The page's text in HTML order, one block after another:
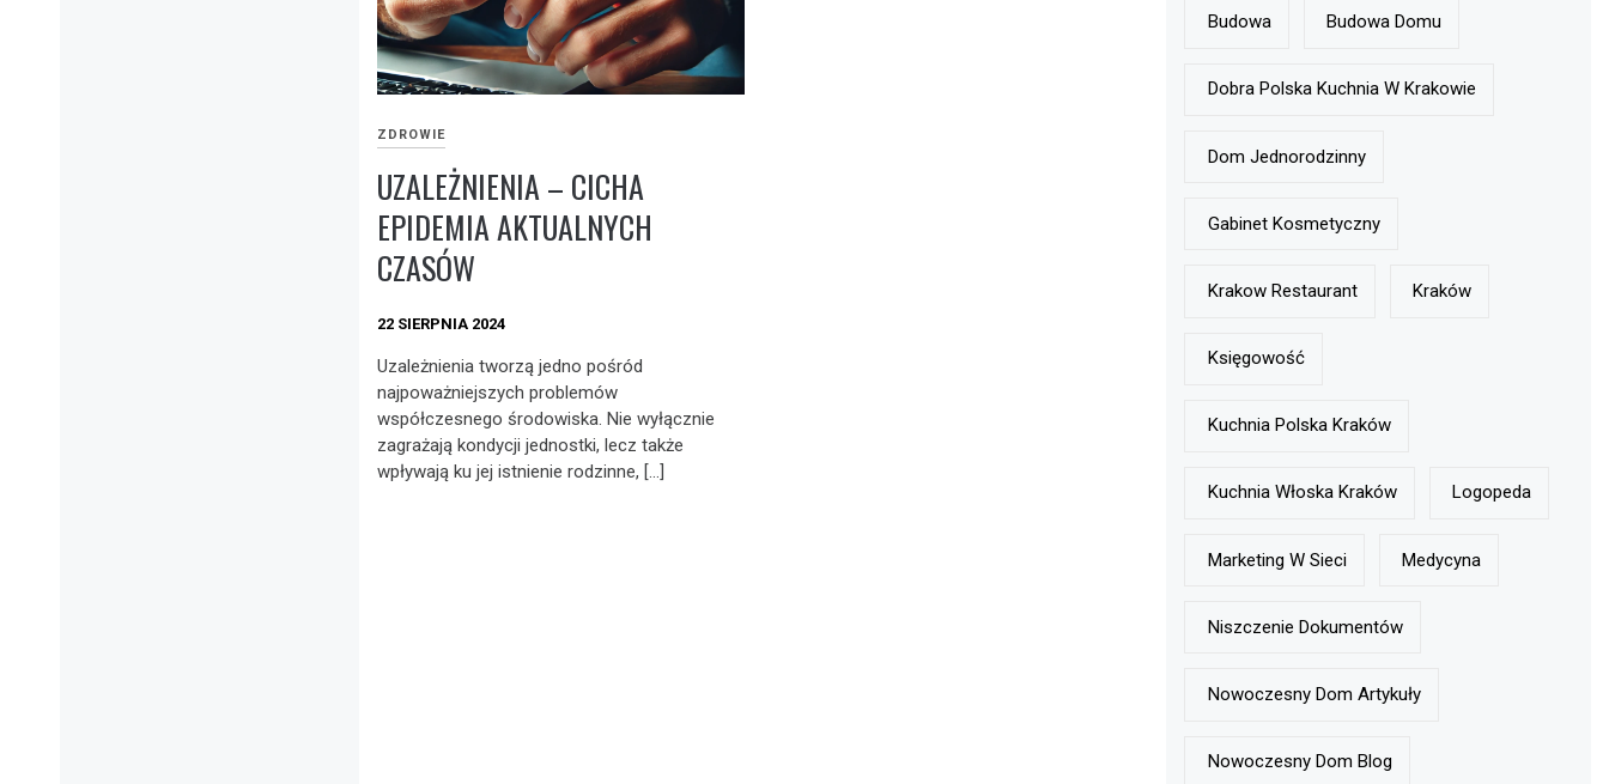
ZDROWIE
UZALEŻNIENIA – CICHA
EPIDEMIA AKTUALNYCH
CZASÓW
22 SIERPNIA 2024
Uzależnienia tworzą jedno pośród
najpoważniejszych problemów
współczesnego środowiska. Nie wyłącznie
zagrażają kondycji jednostki, lecz także
wpływają ku jej istnienie rodzinne, […]
Budowa Budowa Domu
Dobra Polska Kuchnia W Krakowie
Dom Jednorodzinny
Gabinet Kosmetyczny
Krakow Restaurant Kraków
Księgowość
Kuchnia Polska Kraków
Kuchnia Włoska Kraków Logopeda
Marketing W Sieci Medycyna
Niszczenie Dokumentów
Nowoczesny Dom Artykuły
Nowoczesny Dom Blog